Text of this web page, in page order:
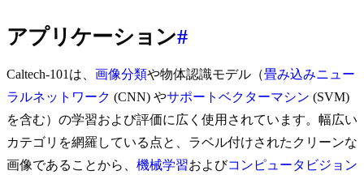
アプリケーション#
Caltech-101は、 画像分類や物体認識モデル（畳み込みニュー
ラルネットワーク (CNN) やサポートベクターマシン (SVM)
を含む）の学習および評価に広く使用されています。幅広い
カテゴリを網羅している点と、ラベル付けされたクリーンな
画像であることから、 機械学習およびコンピュータビジョン